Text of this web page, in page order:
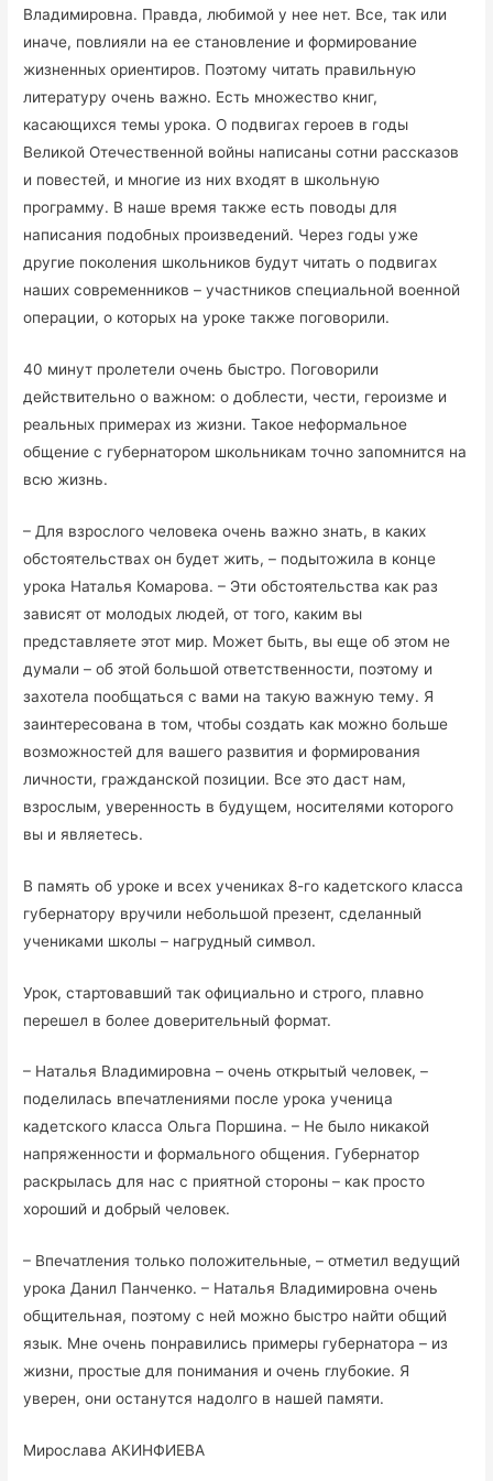
Владимировна. Правда, любимой у нее нет. Все, так или
иначе, повлияли на ее становление и формирование
жизненных ориентиров. Поэтому читать правильную
литературу очень важно. Есть множество книг,
касающихся темы урока. О подвигах героев в годы
Великой Отечественной войны написаны сотни рассказов
и повестей, и многие из них входят в школьную
программу. В наше время также есть поводы для
написания подобных произведений. Через годы уже
другие поколения школьников будут читать о подвигах
наших современников – участников специальной военной
операции, о которых на уроке также поговорили.
40 минут пролетели очень быстро. Поговорили
действительно о важном: о доблести, чести, героизме и
реальных примерах из жизни. Такое неформальное
общение с губернатором школьникам точно запомнится на
всю жизнь.
– Для взрослого человека очень важно знать, в каких
обстоятельствах он будет жить, – подытожила в конце
урока Наталья Комарова. – Эти обстоятельства как раз
зависят от молодых людей, от того, каким вы
представляете этот мир. Может быть, вы еще об этом не
думали – об этой большой ответственности, поэтому и
захотела пообщаться с вами на такую важную тему. Я
заинтересована в том, чтобы создать как можно больше
возможностей для вашего развития и формирования
личности, гражданской позиции. Все это даст нам,
взрослым, уверенность в будущем, носителями которого
вы и являетесь.
В память об уроке и всех учениках 8-го кадетского класса
губернатору вручили небольшой презент, сделанный
учениками школы – нагрудный символ.
Урок, стартовавший так официально и строго, плавно
перешел в более доверительный формат.
– Наталья Владимировна – очень открытый человек, –
поделилась впечатлениями после урока ученица
кадетского класса Ольга Поршина. – Не было никакой
напряженности и формального общения. Губернатор
раскрылась для нас с приятной стороны – как просто
хороший и добрый человек.
– Впечатления только положительные, – отметил ведущий
урока Данил Панченко. – Наталья Владимировна очень
общительная, поэтому с ней можно быстро найти общий
язык. Мне очень понравились примеры губернатора – из
жизни, простые для понимания и очень глубокие. Я
уверен, они останутся надолго в нашей памяти.
Мирослава АКИНФИЕВА